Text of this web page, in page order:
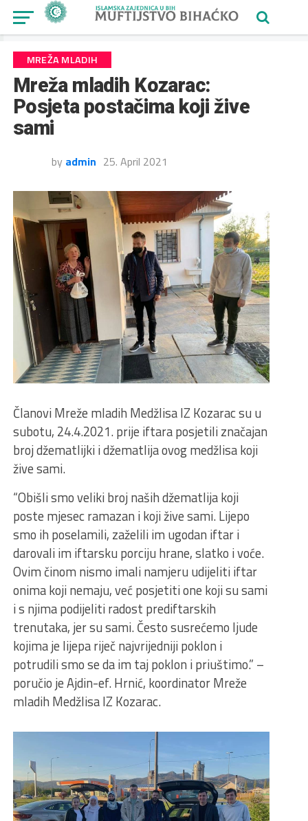
MREŽA MLADIH
Mreža mladih Kozarac:
Posjeta postačima koji žive
sami
by admin 25. April 2021
Članovi Mreže mladih Medžlisa IZ Kozarac su u
subotu, 24.4.2021. prije iftara posjetili značajan
broj džematlijki i džematlija ovog medžlisa koji
žive sami.
“Obišli smo veliki broj naših džematlija koji
poste mjesec ramazan i koji žive sami. Lijepo
smo ih poselamili, zaželili im ugodan iftar i
darovali im iftarsku porciju hrane, slatko i voće.
Ovim činom nismo imali namjeru udijeliti iftar
onima koji nemaju, već posjetiti one koji su sami
i s njima podijeliti radost prediftarskih
trenutaka, jer su sami. Često susrećemo ljude
kojima je lijepa riječ najvrijedniji poklon i
potrudili smo se da im taj poklon i priuštimo.” –
poručio je Ajdin-ef. Hrnić, koordinator Mreže
mladih Medžlisa IZ Kozarac.